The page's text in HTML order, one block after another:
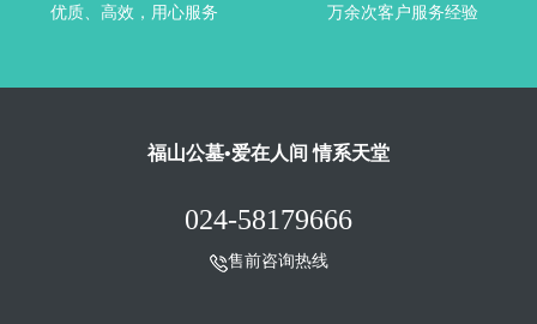
优质、高效，用心服务 万余次客户服务经验
福山公墓•爱在人间 情系天堂
024-58179666
售前咨询热线